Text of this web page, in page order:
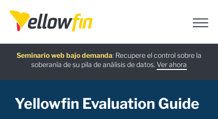
Seminario web bajo demanda: Recupere el control sobre la
soberanía de su pila de análisis de datos. Ver ahora
Última versión
Más información
Guía gratuita:
Descargar ahora
Asistentes de chatbot con IA :
Yellowfin Evaluation Guide